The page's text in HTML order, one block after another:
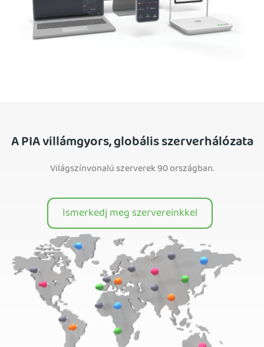
A PIA villámgyors, globális szerverhálózata
Világszínvonalú szerverek 90 országban.
Ismerkedj meg szervereinkkel